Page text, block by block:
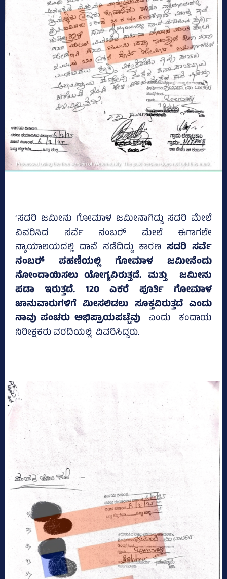
‘ಸದರಿ ಜಮೀನು ಗೋಮಾಳ ಜಮೀನಾಗಿದ್ದು ಸದರಿ ಮೇಲೆ
ವಿವರಿಸಿದ ಸರ್ವೆ ನಂಬರ್‍‌ ಮೇಲೆ ಈಗಾಗಲೇ
ನ್ಯಾಯಾಲಯದಲ್ಲಿ ದಾವೆ ನಡೆದಿದ್ದು ಕಾರಣ ಸದರಿ ಸರ್ವೆ
ನಂಬರ್‍‌ ಪಹಣಿಯಲ್ಲಿ ಗೋಮಾಳ ಜಮೀನೆಂದು
ನೋಂದಾಯಿಸಲು ಯೋಗ್ಯವಿರುತ್ತದೆ. ಮತ್ತು ಜಮೀನು
ಪಡಾ ಇರುತ್ತದೆ. 120 ಎಕರೆ ಪೂರ್ತಿ ಗೋಮಾಳ
ಜಾನುವಾರುಗಳಿಗೆ ಮೀಸಲಿಡಲು ಸೂಕ್ತವಿರುತ್ತದೆ ಎಂದು
ನಾವು ಪಂಚರು ಅಭಿಪ್ರಾಯಪಟ್ಟೆವು ಎಂದು ಕಂದಾಯ
ನಿರೀಕ್ಷಕರು ವರದಿಯಲ್ಲಿ ವಿವರಿಸಿದ್ದರು.